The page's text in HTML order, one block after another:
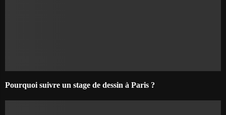
Pourquoi suivre un stage de dessin à Paris ?